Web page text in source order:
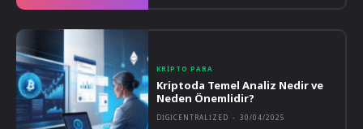
KRIPTO PARA
Kriptoda Temel Analiz Nedir ve
Neden Önemlidir?
DIGICENTRALIZED - 30/04/2025